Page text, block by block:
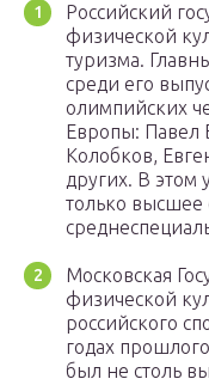
Российский
физической
туризма.
среди его
олимпийских
Европы: Павел
Колобков,
других. В этом
только высшее
Московская
физической
российского
годах
был не столь